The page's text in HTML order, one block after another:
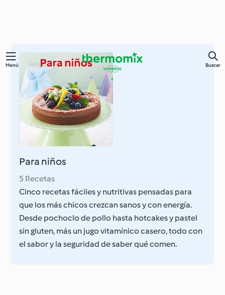
contenido
principal
Menú Buscar
Para niños
5 Recetas
Cinco recetas fáciles y nutritivas pensadas para
que los más chicos crezcan sanos y con energía.
Desde pochoclo de pollo hasta hotcakes y pastel
sin gluten, más un jugo vitamínico casero, todo con
el sabor y la seguridad de saber qué comen.